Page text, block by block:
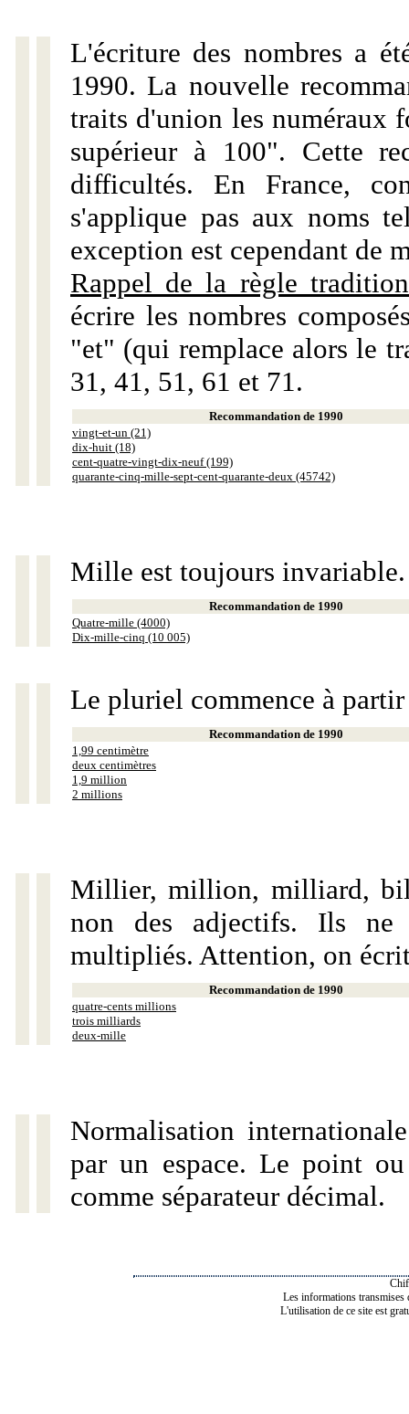
L'écriture des nombres a
1990. La nouvelle
traits d'union les numéraux
supérieur à 100". Cette
difficultés. En France,
s'applique pas aux noms
exception est cependant de
Rappel de la règle
écrire les nombres
"et" (qui remplace alors le
31, 41, 51, 61 et 71.
Recommandation de 1990
vingt-et-un (21)
dix-huit (18)
cent-quatre-vingt-dix-neuf (199)
quarante-cinq-mille-sept-cent-quarante-deux (45742)
Mille est toujours invariable.
Recommandation de 1990
Quatre-mille (4000)
Dix-mille-cinq (10 005)
Le pluriel commence à
Recommandation de 1990
1,99 centimètre
deux centimètres
1,9 million
2 millions
Millier, million, milliard,
non des adjectifs. Ils ne
multipliés. Attention, on
Recommandation de 1990
quatre-cents millions
trois milliards
deux-mille
Normalisation
par un espace. Le point
comme séparateur décimal.
Les informations transmises
L'utilisation de ce site est